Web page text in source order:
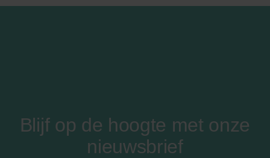
Blijf op de hoogte met onze
nieuwsbrief